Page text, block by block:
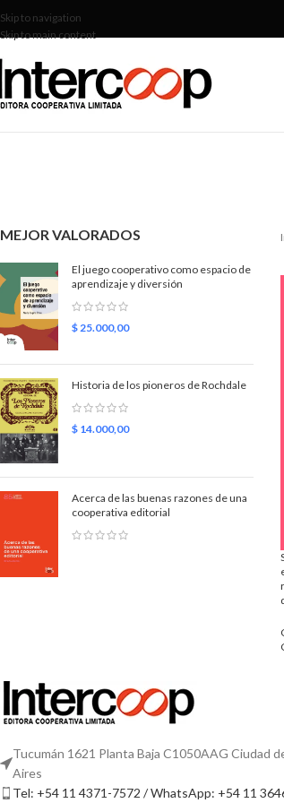
Skip to navigation
Skip to main content
MEJOR VALORADOS
El juego cooperativo como espacio de
aprendizaje y diversión
$25.000,00
Historia de los pioneros de Rochdale
$ 14.000,00
Acerca de las buenas razones de una
cooperativa editorial
Tucumán 1621 Planta Baja C1050AAG Ciudad
Aires
Tel: +54 11 4371-7572 / WhatsApp: +54 11